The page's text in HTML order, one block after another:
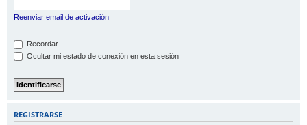
Reenviar email de activación
Recordar
Ocultar mi estado de conexión en esta sesión
REGISTRARSE